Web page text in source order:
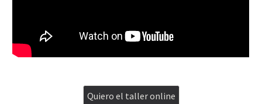
Quiero el taller online